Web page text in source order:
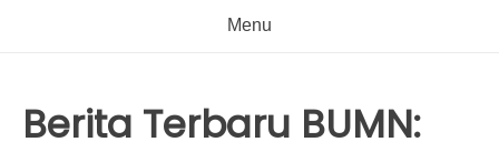
Menu
Berita Terbaru BUMN: